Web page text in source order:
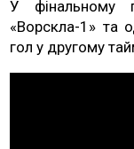
У фінальному
«Ворскла-1» та
гол у другому